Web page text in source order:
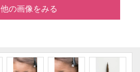
他の画像をみる